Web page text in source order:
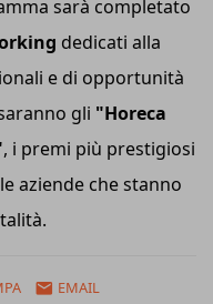
sarà completato
dedicati alla
e di opportunità
gli "Horeca
, i premi più prestigiosi
aziende che stanno
EMAIL